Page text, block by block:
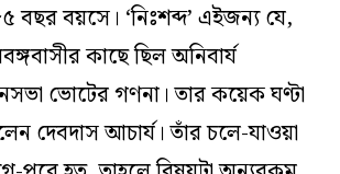
বছর বয়সে। ‘নিঃশব্দ’ এইজন্য যে,
কাছে ছিল অনিবার্য
ভোটের গণনা। তার কয়েক ঘণ্টা
দেবদাস আচার্য। তাঁর চলে-যাওয়া